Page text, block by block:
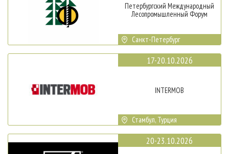
Петербургский Международный
Лесопромышленный Форум
Санкт-Петербург
17-20.10.2026
INTERMOB
Стамбул, Турция
20-23.10.2026